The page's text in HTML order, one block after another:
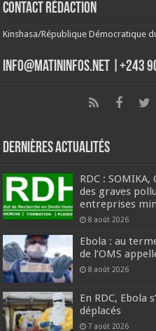
Contact Rédaction
Kinshasa/République Démocratique
info@matininfos.net |+243
Dernières Actualités
RDC :
des graves
entreprises
8 août 2026
Ebola : au
de l’OMS
8 août 2026
En RDC, Ebola
déplacés
7 août 2026